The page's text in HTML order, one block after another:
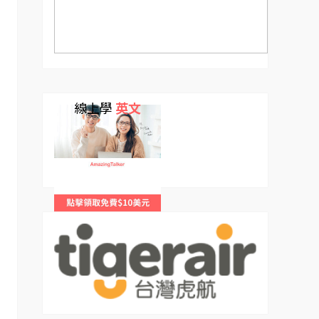
線上學 英文